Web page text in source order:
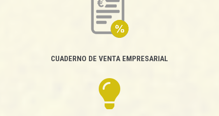
CUADERNO DE VENTA EMPRESARIAL